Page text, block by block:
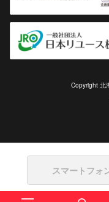
Copyright 北
スマートフォ